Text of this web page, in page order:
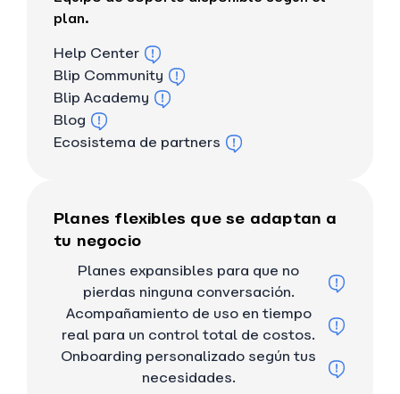
plan.
Help Center
Blip Community
Blip Academy
Blog
Ecosistema de partners
Planes flexibles que se adaptan a
tu negocio
Planes expansibles para que no
pierdas ninguna conversación.
Acompañamiento de uso en tiempo
real para un control total de costos.
Onboarding personalizado según tus
necesidades.